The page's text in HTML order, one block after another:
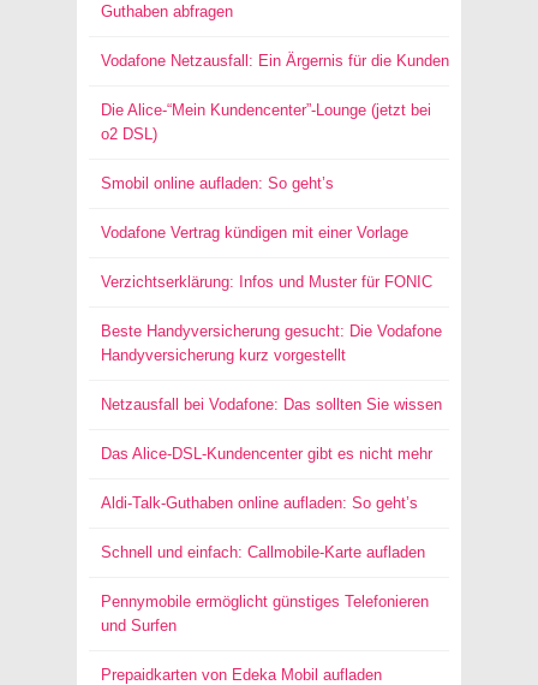
Guthaben abfragen
Vodafone Netzausfall: Ein Ärgernis für die Kunden
Die Alice-“Mein Kundencenter”-Lounge (jetzt bei
o2 DSL)
Smobil online aufladen: So geht’s
Vodafone Vertrag kündigen mit einer Vorlage
Verzichtserklärung: Infos und Muster für FONIC
Beste Handyversicherung gesucht: Die Vodafone
Handyversicherung kurz vorgestellt
Netzausfall bei Vodafone: Das sollten Sie wissen
Das Alice-DSL-Kundencenter gibt es nicht mehr
Aldi-Talk-Guthaben online aufladen: So geht’s
Schnell und einfach: Callmobile-Karte aufladen
Pennymobile ermöglicht günstiges Telefonieren
und Surfen
Prepaidkarten von Edeka Mobil aufladen